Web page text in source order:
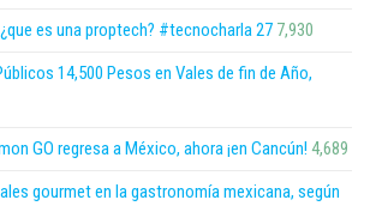
es una proptech? #tecnocharla 27 7,930
14,500 Pesos en Vales de fin de Año,
GO regresa a México, ahora ¡en Cancún! 4,689
gourmet en la gastronomía mexicana, según